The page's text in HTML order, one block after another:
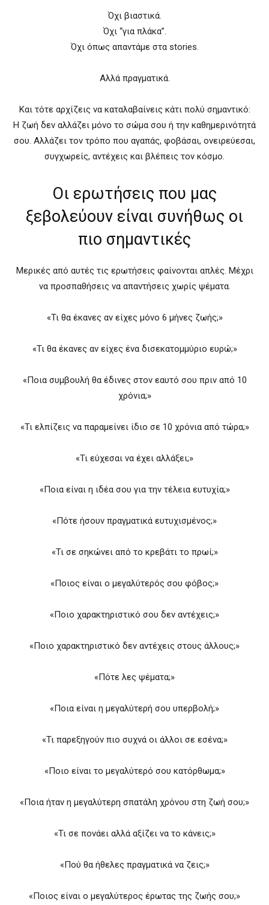
Όχι βιαστικά.
Όχι “για πλάκα”.
Όχι όπως απαντάμε στα stories.
Αλλά πραγματικά.
Και τότε αρχίζεις να καταλαβαίνεις κάτι πολύ σημαντικό:
Η ζωή δεν αλλάζει μόνο το σώμα σου ή την καθημερινότητά
σου. Αλλάζει τον τρόπο που αγαπάς, φοβάσαι, ονειρεύεσαι,
συγχωρείς, αντέχεις και βλέπεις τον κόσμο.
Οι ερωτήσεις που μας
ξεβολεύουν είναι συνήθως οι
πιο σημαντικές
Μερικές από αυτές τις ερωτήσεις φαίνονται απλές. Μέχρι
να προσπαθήσεις να απαντήσεις χωρίς ψέματα.
«Τι θα έκανες αν είχες μόνο 6 μήνες ζωής;»
«Τι θα έκανες αν είχες ένα δισεκατομμύριο ευρώ;»
«Ποια συμβουλή θα έδινες στον εαυτό σου πριν από 10
χρόνια;»
«Τι ελπίζεις να παραμείνει ίδιο σε 10 χρόνια από τώρα;»
«Τι εύχεσαι να έχει αλλάξει;»
«Ποια είναι η ιδέα σου για την τέλεια ευτυχία;»
«Πότε ήσουν πραγματικά ευτυχισμένος;»
«Τι σε σηκώνει από το κρεβάτι το πρωί;»
«Ποιος είναι ο μεγαλύτερός σου φόβος;»
«Ποιο χαρακτηριστικό σου δεν αντέχεις;»
«Ποιο χαρακτηριστικό δεν αντέχεις στους άλλους;»
«Πότε λες ψέματα;»
«Ποια είναι η μεγαλύτερή σου υπερβολή;»
«Τι παρεξηγούν πιο συχνά οι άλλοι σε εσένα;»
«Ποιο είναι το μεγαλύτερό σου κατόρθωμα;»
«Ποια ήταν η μεγαλύτερη σπατάλη χρόνου στη ζωή σου;»
«Τι σε πονάει αλλά αξίζει να το κάνεις;»
«Πού θα ήθελες πραγματικά να ζεις;»
«Ποιος είναι ο μεγαλύτερος έρωτας της ζωής σου;»